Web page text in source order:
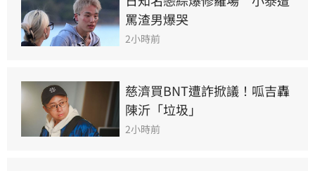
罵渣男爆哭
2小時前
慈濟買BNT遭詐掀議！呱吉轟
陳沂「垃圾」
2小時前